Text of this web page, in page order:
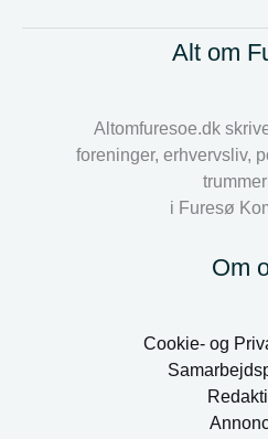
Alt om
Altomfuresoe.dk
foreninger, erhvervsliv,
i Furesø
Om
Cookie- og